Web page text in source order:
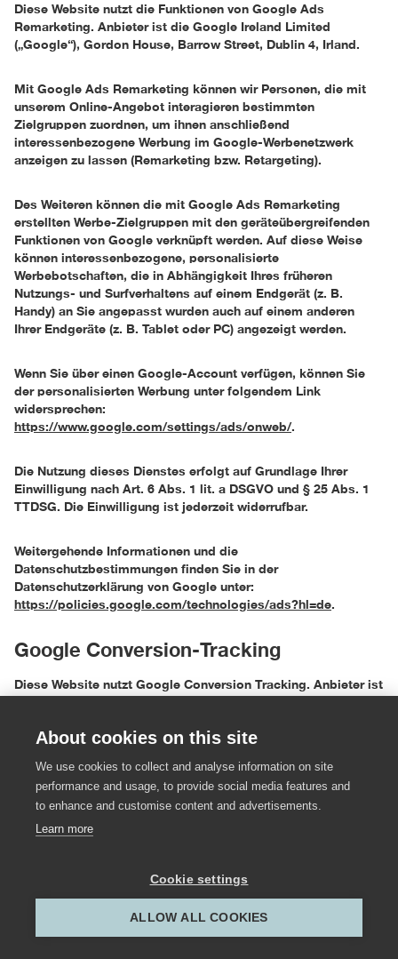
Diese Website nutzt die Funktionen von Google Ads
Remarketing. Anbieter ist die Google Ireland Limited
(„Google“), Gordon House, Barrow Street, Dublin 4, Irland.
Mit Google Ads Remarketing können wir Personen, die mit
unserem Online-Angebot interagieren bestimmten
Zielgruppen zuordnen, um ihnen anschließend
interessenbezogene Werbung im Google-Werbenetzwerk
anzeigen zu lassen (Remarketing bzw. Retargeting).
Des Weiteren können die mit Google Ads Remarketing
erstellten Werbe-Zielgruppen mit den geräteübergreifenden
Funktionen von Google verknüpft werden. Auf diese Weise
können interessenbezogene, personalisierte
Werbebotschaften, die in Abhängigkeit Ihres früheren
Nutzungs- und Surfverhaltens auf einem Endgerät (z. B.
Handy) an Sie angepasst wurden auch auf einem anderen
Ihrer Endgeräte (z. B. Tablet oder PC) angezeigt werden.
Wenn Sie über einen Google-Account verfügen, können Sie
der personalisierten Werbung unter folgendem Link
widersprechen:
https://www.google.com/settings/ads/onweb/.
Die Nutzung dieses Dienstes erfolgt auf Grundlage Ihrer
Einwilligung nach Art. 6 Abs. 1 lit. a DSGVO und § 25 Abs. 1
TTDSG. Die Einwilligung ist jederzeit widerrufbar.
Weitergehende Informationen und die
Datenschutzbestimmungen finden Sie in der
Datenschutzerklärung von Google unter:
https://policies.google.com/technologies/ads?hl=de.
Google Conversion-Tracking
Diese Website nutzt Google Conversion Tracking. Anbieter ist
Mit Hilfe von Google-Conversion-Tracking können Google
und wir erkennen, ob der Nutzer bestimmte Aktionen
durchgeführt hat. So können wir beispielsweise auswerten,
welche Produkte besonders häufig angesehen oder gekauft
Nutzer, die auf unsere Anzeigen geklickt haben und welche
Informationen, mit denen wir den Nutzer persönlich
identifizieren können. Google selbst nutzt zur Identifikation
About cookies on this site
We use cookies to collect and analyse information on site
performance and usage, to provide social media features and
to enhance and customise content and advertisements.
Learn more
Cookie settings
ALLOW ALL COOKIES